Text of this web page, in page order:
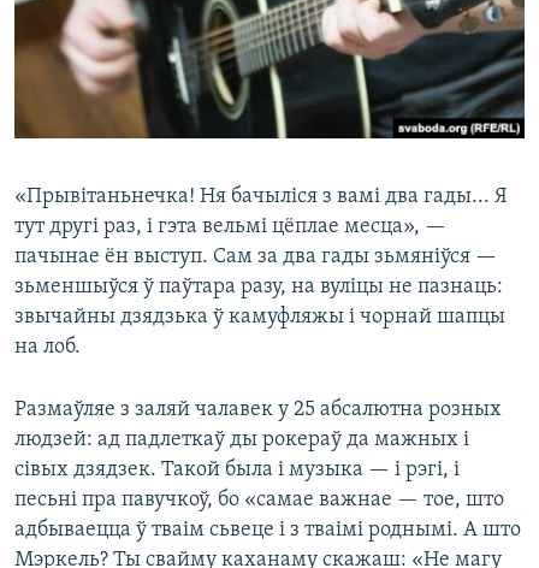
«Прывітаньнечка! Ня бачыліся з вамі два гады... Я
тут другі раз, і гэта вельмі цёплае месца», —
пачынае ён выступ. Сам за два гады зьмяніўся —
зьменшыўся ў паўтара разу, на вуліцы не пазнаць:
звычайны дзядзька ў камуфляжы і чорнай шапцы
на лоб.
Размаўляе з заляй чалавек у 25 абсалютна розных
людзей: ад падлеткаў ды рокераў да мажных і
сівых дзядзек. Такой была і музыка — і рэгі, і
песьні пра павучкоў, бо «самае важнае — тое, што
адбываецца ў тваім сьвеце і з тваімі роднымі. А што
Мэркель? Ты свайму каханаму скажаш: «Не магу